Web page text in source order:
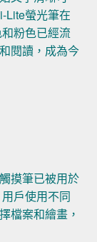
Lite螢光筆在
粉色已經流
閱讀，成為今
摸筆已被用於
戶使用不同
檔案和繪畫，